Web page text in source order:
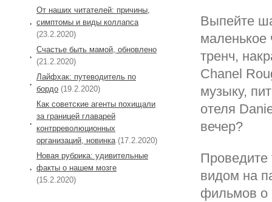
Выпейте
маленькое
тренч,
Chanel
музыку,
отеля
вечер?
Проведите
видом на
фильмов о
От наших читателей: причины,
симптомы и виды коллапса
(23.2.2020)
Cчастье быть мамой, обновлено
(21.2.2020)
Лайфхак: путеводитель по
бордо (19.2.2020)
Как советские агенты похищали
за границей главарей
контрреволюционных
организаций, новинка (17.2.2020)
Новая рубрика: удивительные
факты о нашем мозге
(15.2.2020)